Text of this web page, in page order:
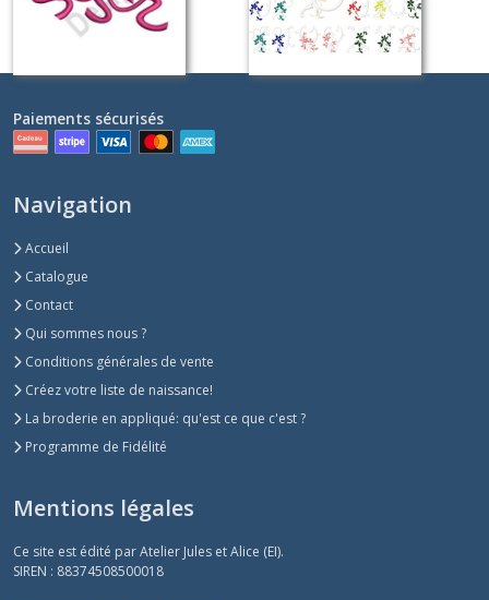
Paiements sécurisés
Navigation
Accueil
Catalogue
Contact
Qui sommes nous ?
Conditions générales de vente
Créez votre liste de naissance!
La broderie en appliqué: qu'est ce que c'est ?
Programme de Fidélité
Mentions légales
Ce site est édité par Atelier Jules et Alice (EI).
SIREN : 88374508500018